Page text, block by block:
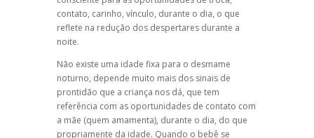
contato, carinho, vínculo, durante o dia, o que
reflete na redução dos despertares durante a
noite.
Não existe uma idade fixa para o desmame
noturno, depende muito mais dos sinais de
prontidão que a criança nos dá, que tem
referência com as oportunidades de contato com
a mãe (quem amamenta), durante o dia, do que
propriamente da idade. Quando o bebê se